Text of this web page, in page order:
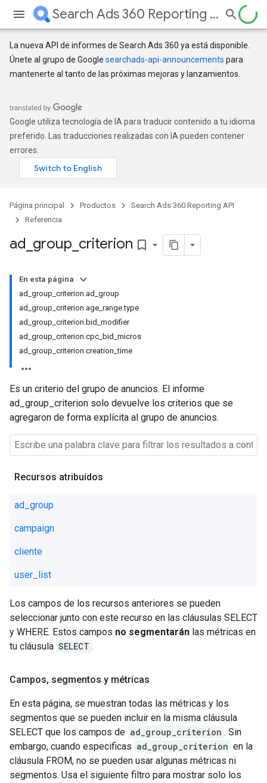
Search Ads 360 Reporting API
La nueva API de informes de Search Ads 360 ya está disponible.
Únete al grupo de Google searchads-api-announcements para
mantenerte al tanto de las próximas mejoras y lanzamientos.
Google utiliza tecnología de IA para traducir contenido a tu idioma
preferido. Las traducciones realizadas con IA pueden contener
errores.
Página principal Productos
Search Ads 360 Reporting API
Referencia
ad group criterion bookmark_border
En esta página
ad_group_criterion.ad_group
ad_group_criterion.age_range.type
ad_group_criterion.bid_modifier
ad_group_criterion.cpc_bid_micros
ad_group_criterion.creation_time
Es un criterio del grupo de anuncios. El informe
ad_group_criterion solo devuelve los criterios que se
agregaron de forma explícita al grupo de anuncios.
Recursos atribuidos
ad_group
campaign
cliente
user_list
Los campos de los recursos anteriores se pueden
seleccionar junto con este recurso en las cláusulas SELECT
y WHERE. Estos campos no segmentarán las métricas en
tu cláusula SELECT .
Campos, segmentos y métricas
En esta página, se muestran todas las métricas y los
segmentos que se pueden incluir en la misma cláusula
SELECT que los campos de ad_group_criterion . Sin
embargo, cuando especificas ad_group_criterion en la
cláusula FROM, no se pueden usar algunas métricas ni
segmentos. Usa el siguiente filtro para mostrar solo los